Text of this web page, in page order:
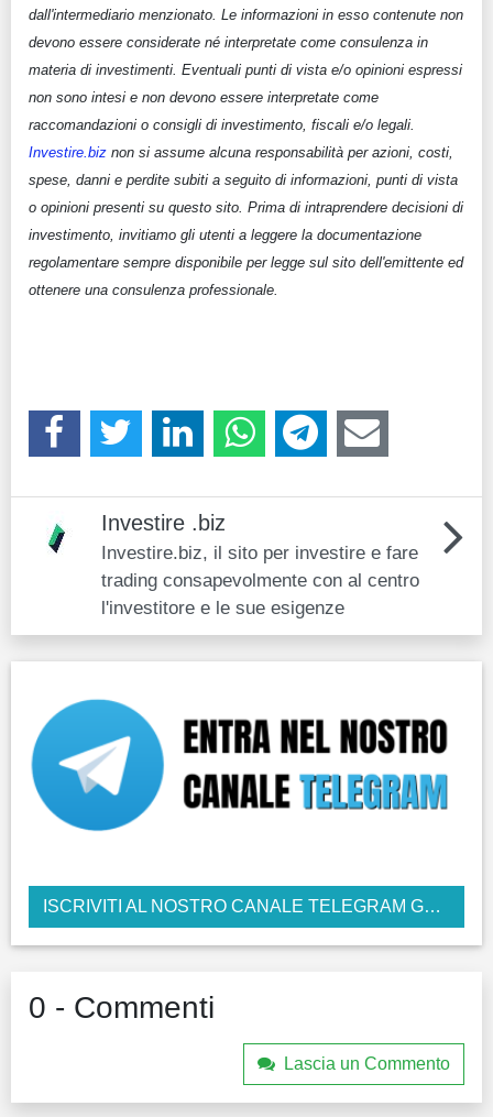
dall'intermediario menzionato. Le informazioni in esso contenute non
devono essere considerate né interpretate come consulenza in
materia di investimenti. Eventuali punti di vista e/o opinioni espressi
non sono intesi e non devono essere interpretate come
raccomandazioni o consigli di investimento, fiscali e/o legali.
Investire.biz non si assume alcuna responsabilità per azioni, costi,
spese, danni e perdite subiti a seguito di informazioni, punti di vista
o opinioni presenti su questo sito. Prima di intraprendere decisioni di
investimento, invitiamo gli utenti a leggere la documentazione
regolamentare sempre disponibile per legge sul sito dell'emittente ed
ottenere una consulenza professionale.
Investire .biz
Investire.biz, il sito per investire e fare
trading consapevolmente con al centro
l'investitore e le sue esigenze
ISCRIVITI AL NOSTRO CANALE TELEGRAM GRATUITO
0 - Commenti
Lascia un Commento